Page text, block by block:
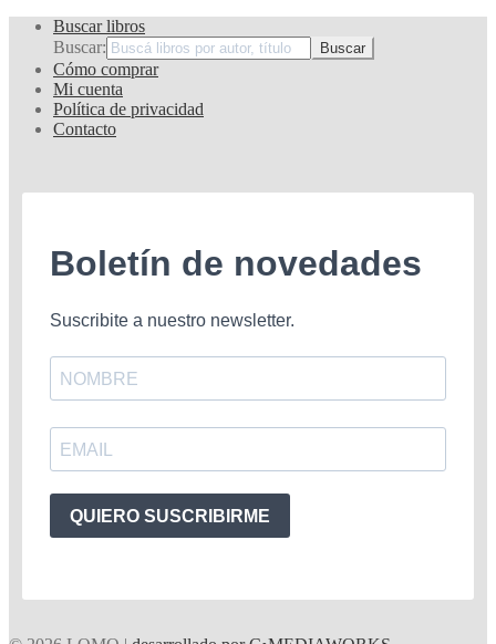
Buscar libros
Buscar:
Cómo comprar
Mi cuenta
Política de privacidad
Contacto
Boletín de novedades
Suscribite a nuestro newsletter.
QUIERO SUSCRIBIRME